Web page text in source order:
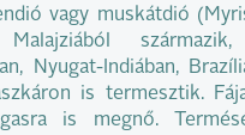
vagy muskátdió
Malajziából
Nyugat-Indiában,
is termesztik.
is megnő.